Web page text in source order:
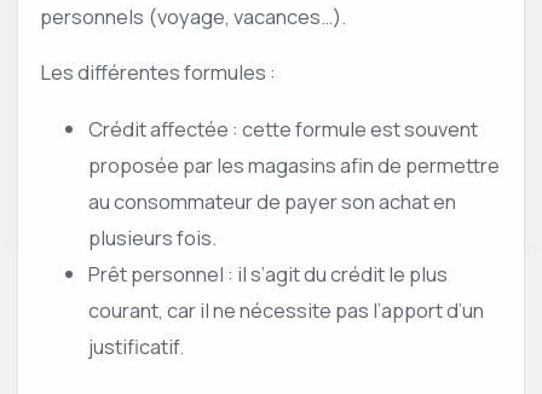
personnels (voyage, vacances…).
Les différentes formules :
Crédit affectée : cette formule est souvent
proposée par les magasins afin de permettre
au consommateur de payer son achat en
plusieurs fois.
Prêt personnel : il s’agit du crédit le plus
courant, car il ne nécessite pas l’apport d’un
justificatif.